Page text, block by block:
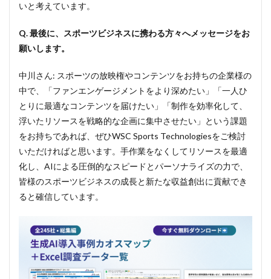
いと考えています。
Q. 最後に、スポーツビジネスに携わる方々へメッセージをお
願いします。
中川さん: スポーツの放映権やコンテンツをお持ちの企業様の
中で、「ファンエンゲージメントをより深めたい」「一人ひ
とりに最適なコンテンツを届けたい」「制作を効率化して、
浮いたリソースを戦略的な企画に集中させたい」という課題
をお持ちであれば、ぜひWSC Sports Technologiesをご検討
いただければと思います。手作業をなくしてリソースを最適
化し、AIによる圧倒的なスピードとパーソナライズの力で、
皆様のスポーツビジネスの成長と新たな収益創出に貢献でき
ると確信しています。